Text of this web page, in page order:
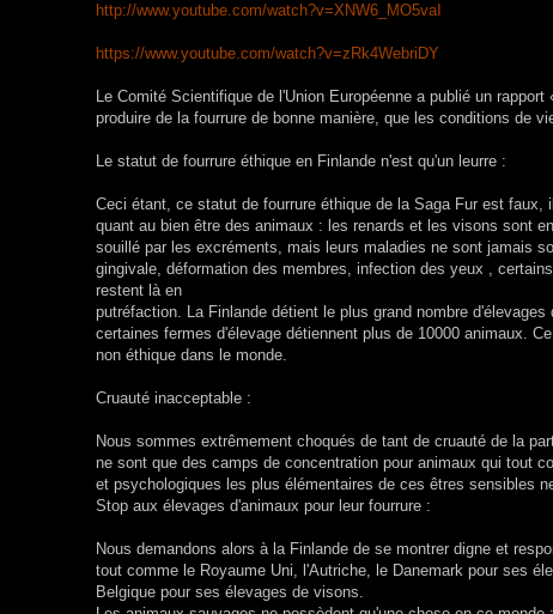
http://www.youtube.com/watch?v=XNW6_MO5vaI
https://www.youtube.com/watch?v=zRk4WebriDY
Le Comité Scientifique de l'Union Européenne a publié un
produire de la fourrure de bonne manière, que les conditions de
Le statut de fourrure éthique en Finlande n'est qu'un leurre :
Ceci étant, ce statut de fourrure éthique de la Saga Fur est
quant au bien être des animaux : les renards et les visons sont
souillé par les excréments, mais leurs maladies ne sont jamais
gingivale, déformation des membres, infection des yeux ,
restent là en
putréfaction. La Finlande détient le plus grand nombre
certaines fermes d'élevage détiennent plus de 10000 animaux.
non éthique dans le monde.
Cruauté inacceptable :
Nous sommes extrêmement choqués de tant de cruauté de la
ne sont que des camps de concentration pour animaux qui tout
et psychologiques les plus élémentaires de ces êtres sensibles
Stop aux élevages d'animaux pour leur fourrure :
Nous demandons alors à la Finlande de se montrer digne et
tout comme le Royaume Uni, l'Autriche, le Danemark pour ses
Belgique pour ses élevages de visons.